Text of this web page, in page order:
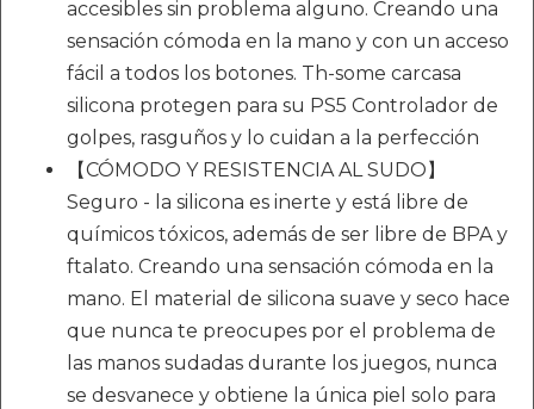
accesibles sin problema alguno. Creando una
sensación cómoda en la mano y con un acceso
fácil a todos los botones. Th-some carcasa
silicona protegen para su PS5 Controlador de
golpes, rasguños y lo cuidan a la perfección
【CÓMODO Y RESISTENCIA AL SUDO】
Seguro - la silicona es inerte y está libre de
químicos tóxicos, además de ser libre de BPA y
ftalato. Creando una sensación cómoda en la
mano. El material de silicona suave y seco hace
que nunca te preocupes por el problema de
las manos sudadas durante los juegos, nunca
se desvanece y obtiene la única piel solo para